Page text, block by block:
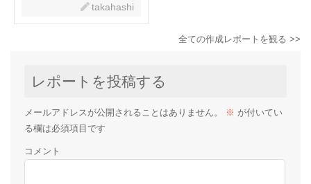
takahashi
全ての作成レポートを観る >>
レポートを投稿する
メールアドレスが公開されることはありません。 ※ が付いてい
る欄は必須項目です
コメント